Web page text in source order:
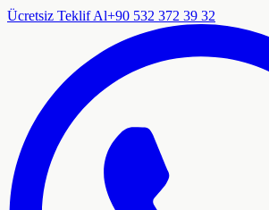
Ücretsiz Teklif Al+90 532 372 39 32